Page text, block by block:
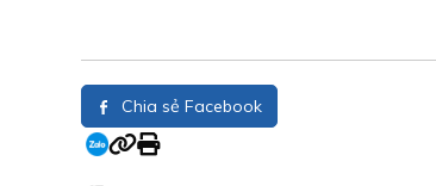
Chia sẻ Facebook